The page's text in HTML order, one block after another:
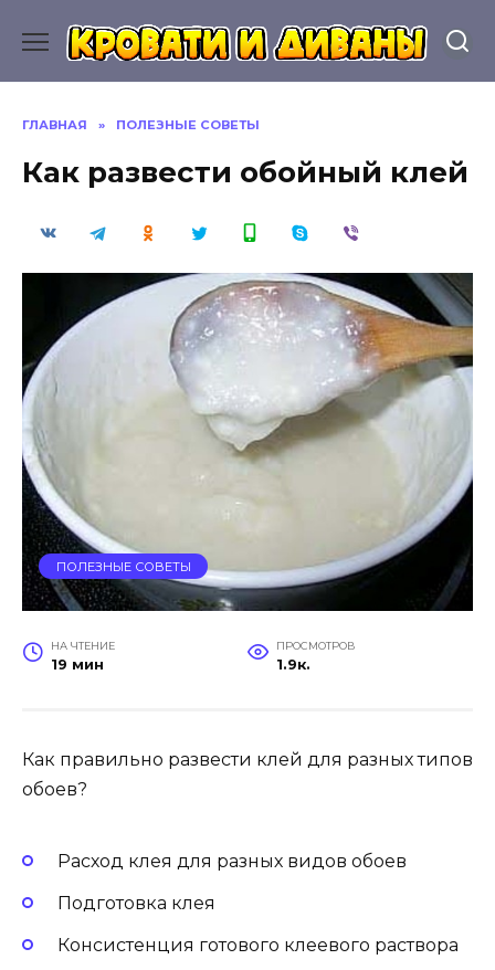
содержанию
ГЛАВНАЯ » ПОЛЕЗНЫЕ СОВЕТЫ
Как развести обойный клей
ПОЛЕЗНЫЕ СОВЕТЫ
НА ЧТЕНИЕ
19 мин
ПРОСМОТРОВ
1.9к.
Как правильно развести клей для разных типов
обоев?
Расход клея для разных видов обоев
Подготовка клея
Консистенция готового клеевого раствора